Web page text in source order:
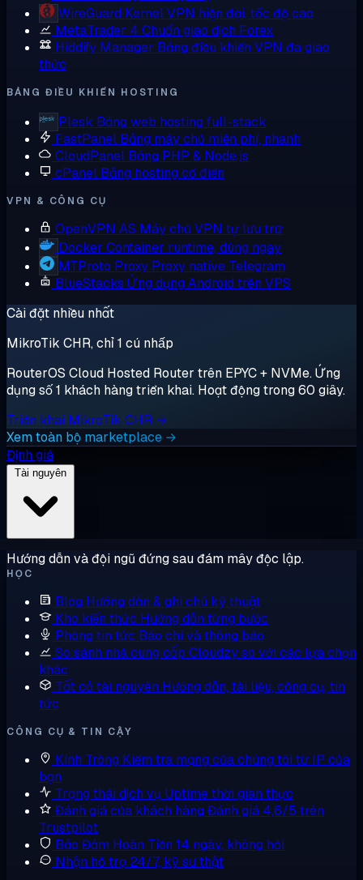
WireGuard Kernel VPN hiện đại, tốc độ cao
MetaTrader 4 Chuẩn giao dịch Forex
Hiddify Manager Bảng điều khiển VPN đa giao
thức
BẢNG ĐIỀU KHIỂN HOSTING
Plesk Bảng web hosting full-stack
FastPanel Bảng máy chủ miễn phí, nhanh
CloudPanel Bảng PHP & Node.js
cPanel Bảng hosting cổ điển
VPN & CÔNG CỤ
OpenVPN AS Máy chủ VPN tự lưu trữ
Docker Container runtime, dùng ngay
MTProto Proxy Proxy native Telegram
BlueStacks Ứng dụng Android trên VPS
Cài đặt nhiều nhất
MikroTik CHR, chỉ 1 cú nhấp
RouterOS Cloud Hosted Router trên EPYC + NVMe. Ứng
dụng số 1 khách hàng triển khai. Hoạt động trong 60 giây.
Triển khai MikroTik CHR →
Xem toàn bộ marketplace →
Định giá
Hướng dẫn và đội ngũ đứng sau đám mây độc lập.
HỌC
Blog Hướng dẫn & ghi chú kỹ thuật
Kho kiến thức Hướng dẫn từng bước
Phòng tin tức Báo chí và thông báo
So sánh nhà cung cấp Cloudzy so với các lựa chọn
khác
Tất cả tài nguyên Hướng dẫn, tài liệu, công cụ, tin
tức
CÔNG CỤ & TIN CẬY
Kính Tròng Kiểm tra mạng của chúng tôi từ IP của
bạn
Trạng thái dịch vụ Uptime thời gian thực
Đánh giá của khách hàng Đánh giá 4,6/5 trên
Trustpilot
Bảo Đảm Hoàn Tiền 14 ngày, không hỏi
Nhận hỗ trợ 24/7, kỹ sư thật